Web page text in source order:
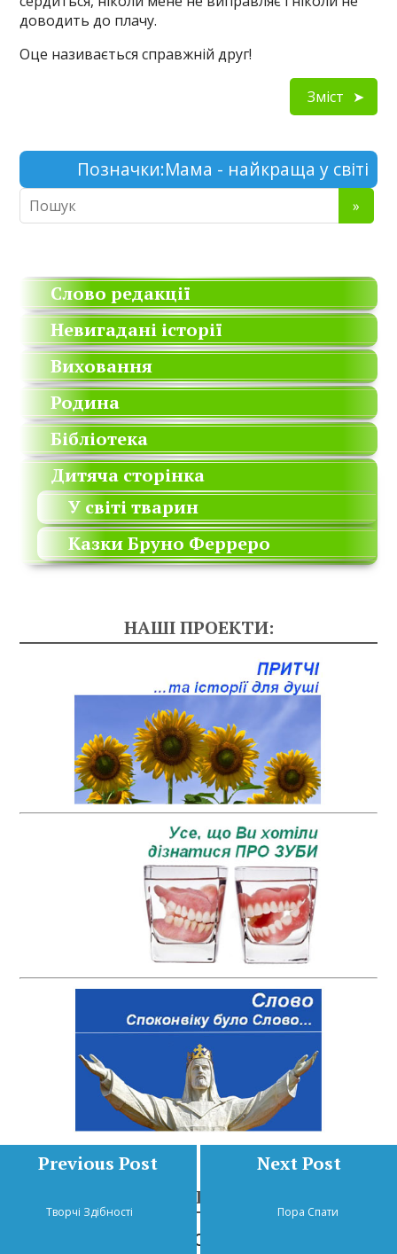
доводить до плачу.
Оце називається справжній друг!
Зміст
Позначки:Мама - найкраща у світі
Слово редакції
Невигадані історії
Виховання
Родина
Бібліотека
Дитяча сторінка
У світі тварин
Казки Бруно Ферреро
НАШІ ПРОЕКТИ:
КАТЕГОРІЯ
Виховання
Previous Post
Творчі Здібності
Next Post
Пора Спати